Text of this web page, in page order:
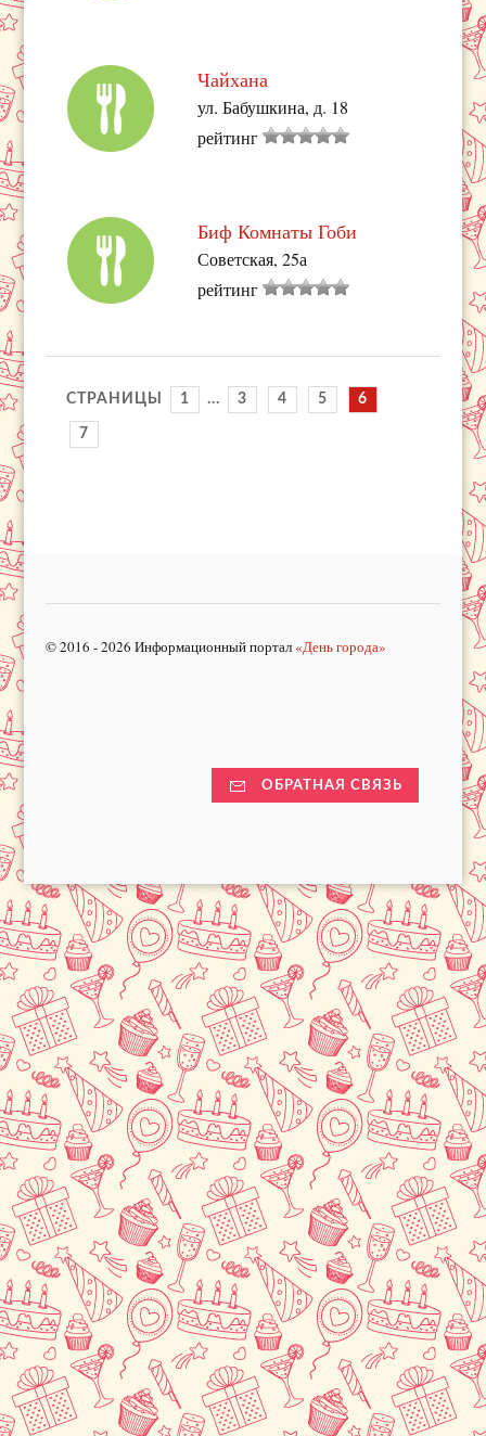
Чайхана
ул. Бабушкина, д. 18
рейтинг
Биф Комнаты Гоби
Советская, 25а
рейтинг
СТРАНИЦЫ 1 ... 3 4 5 6
7
© 2016 - 2026 Информационный портал «День города»
ОБРАТНАЯ СВЯЗЬ